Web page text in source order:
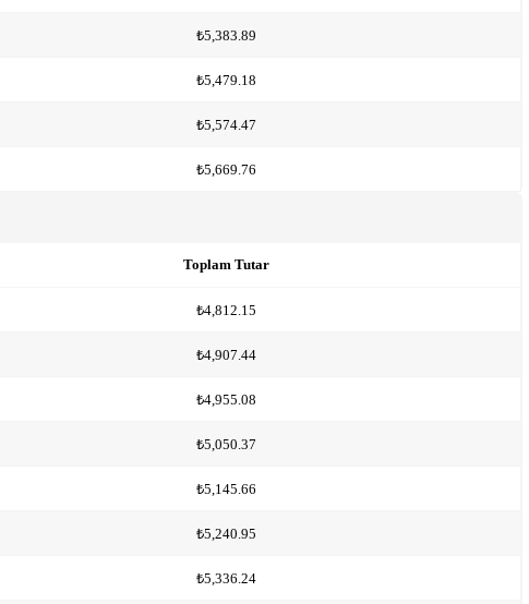
₺5,383.89
₺5,479.18
₺5,574.47
₺5,669.76
Toplam Tutar
₺4,812.15
₺4,907.44
₺4,955.08
₺5,050.37
₺5,145.66
₺5,240.95
₺5,336.24